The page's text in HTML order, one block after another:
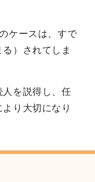
ケースは、すで
）されてしま
を説得し、任
り大切になり